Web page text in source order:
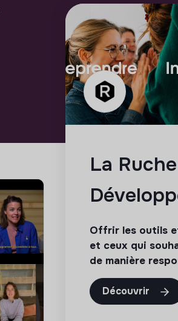
La Ruche
Offrir les outils
et ceux qui
de manière
Découvrir